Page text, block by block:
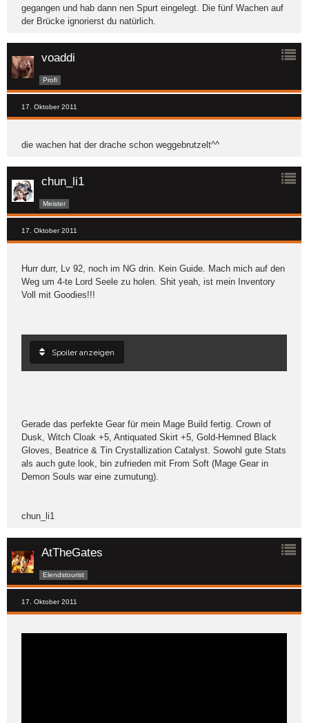
gegangen und hab dann nen Spurt eingelegt. Die fünf Wachen auf
der Brücke ignorierst du natürlich.
voaddi
Profi
17. Oktober 2011
die wachen hat der drache schon weggebrutzelt^^
chun_li1
Meister
17. Oktober 2011
Hurr durr, Lv 92, noch im NG drin. Kein Guide. Mach mich auf den
Weg um 4-te Lord Seele zu holen. Shit yeah, ist mein Inventory
Voll mit Goodies!!!
Spoiler anzeigen
Gerade das perfekte Gear für mein Mage Build fertig. Crown of
Dusk, Witch Cloak +5, Antiquated Skirt +5, Gold-Hemned Black
Gloves, Beatrice & Tin Crystallization Catalyst. Sowohl gute Stats
als auch gute look, bin zufrieden mit From Soft (Mage Gear in
Demon Souls war eine zumutung).
chun_li1
AtTheGates
Elendstourist
17. Oktober 2011